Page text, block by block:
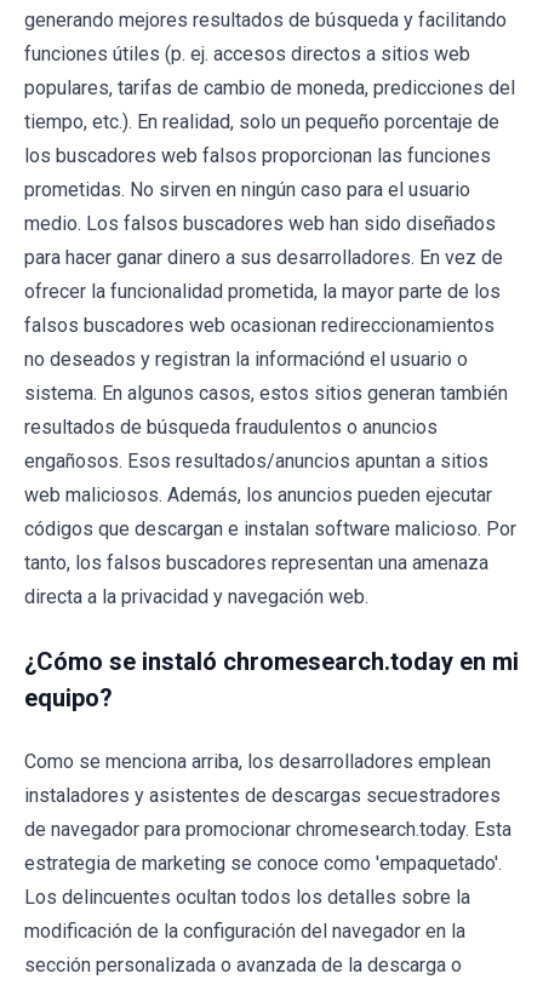
generando mejores resultados de búsqueda y facilitando
funciones útiles (p. ej. accesos directos a sitios web
populares, tarifas de cambio de moneda, predicciones del
tiempo, etc.). En realidad, solo un pequeño porcentaje de
los buscadores web falsos proporcionan las funciones
prometidas. No sirven en ningún caso para el usuario
medio. Los falsos buscadores web han sido diseñados
para hacer ganar dinero a sus desarrolladores. En vez de
ofrecer la funcionalidad prometida, la mayor parte de los
falsos buscadores web ocasionan redireccionamientos
no deseados y registran la informaciónd el usuario o
sistema. En algunos casos, estos sitios generan también
resultados de búsqueda fraudulentos o anuncios
engañosos. Esos resultados/anuncios apuntan a sitios
web maliciosos. Además, los anuncios pueden ejecutar
códigos que descargan e instalan software malicioso. Por
tanto, los falsos buscadores representan una amenaza
directa a la privacidad y navegación web.
¿Cómo se instaló chromesearch.today en mi
equipo?
Como se menciona arriba, los desarrolladores emplean
instaladores y asistentes de descargas secuestradores
de navegador para promocionar chromesearch.today. Esta
estrategia de marketing se conoce como 'empaquetado'.
Los delincuentes ocultan todos los detalles sobre la
modificación de la configuración del navegador en la
sección personalizada o avanzada de la descarga o